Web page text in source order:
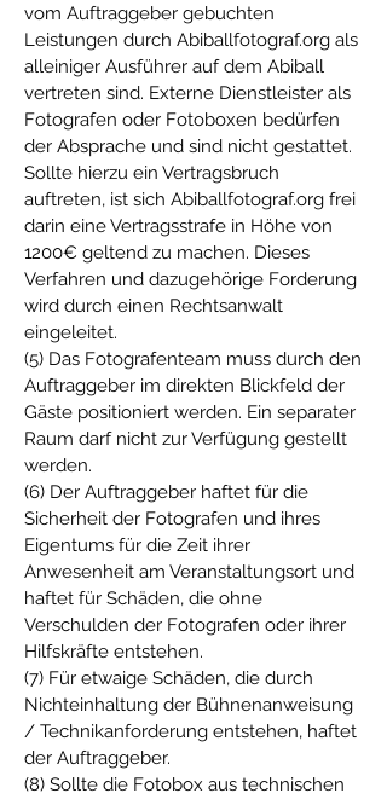
vom Auftraggeber gebuchten
Leistungen durch Abiballfotograf.org als
alleiniger Ausführer auf dem Abiball
vertreten sind. Externe Dienstleister als
Fotografen oder Fotoboxen bedürfen
der Absprache und sind nicht gestattet.
Sollte hierzu ein Vertragsbruch
auftreten, ist sich Abiballfotograf.org frei
darin eine Vertragsstrafe in Höhe von
1200€ geltend zu machen. Dieses
Verfahren und dazugehörige Forderung
wird durch einen Rechtsanwalt
eingeleitet.
(5) Das Fotografenteam muss durch den
Auftraggeber im direkten Blickfeld der
Gäste positioniert werden. Ein separater
Raum darf nicht zur Verfügung gestellt
werden.
(6) Der Auftraggeber haftet für die
Sicherheit der Fotografen und ihres
Eigentums für die Zeit ihrer
Anwesenheit am Veranstaltungsort und
haftet für Schäden, die ohne
Verschulden der Fotografen oder ihrer
Hilfskräfte entstehen.
(7) Für etwaige Schäden, die durch
Nichteinhaltung der Bühnenanweisung
/ Technikanforderung entstehen, haftet
der Auftraggeber.
(8) Sollte die Fotobox aus technischen